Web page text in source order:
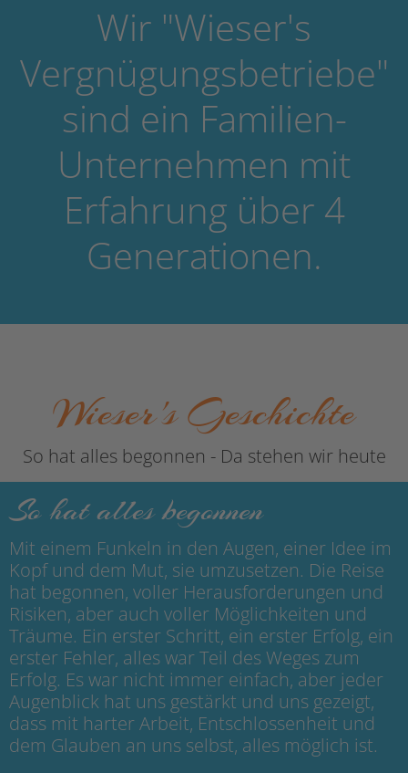
Wir "Wieser's
Vergnügungsbetriebe"
sind ein Familien-
Unternehmen mit
Erfahrung über 4
Generationen.
Wieser's Geschichte
So hat alles begonnen - Da stehen wir heute
So hat alles begonnen
Mit einem Funkeln in den Augen, einer Idee im
Kopf und dem Mut, sie umzusetzen. Die Reise
hat begonnen, voller Herausforderungen und
Risiken, aber auch voller Möglichkeiten und
Träume. Ein erster Schritt, ein erster Erfolg, ein
erster Fehler, alles war Teil des Weges zum
Erfolg. Es war nicht immer einfach, aber jeder
Augenblick hat uns gestärkt und uns gezeigt,
dass mit harter Arbeit, Entschlossenheit und
dem Glauben an uns selbst, alles möglich ist.